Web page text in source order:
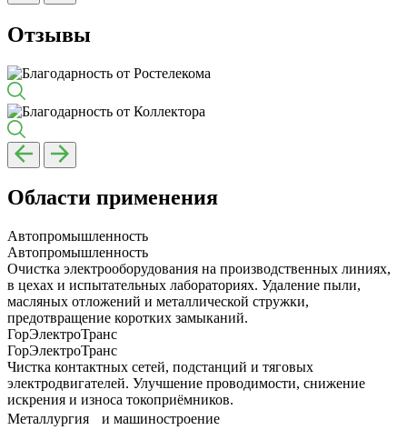
Отзывы
Области применения
Автопромышленность
Автопромышленность
Очистка электрооборудования на производственных линиях,
в цехах и испытательных лабораториях. Удаление пыли,
масляных отложений и металлической стружки,
предотвращение коротких замыканий.
ГорЭлектроТранс
ГорЭлектроТранс
Чистка контактных сетей, подстанций и тяговых
электродвигателей. Улучшение проводимости, снижение
искрения и износа токоприёмников.
Металлургия и машиностроение